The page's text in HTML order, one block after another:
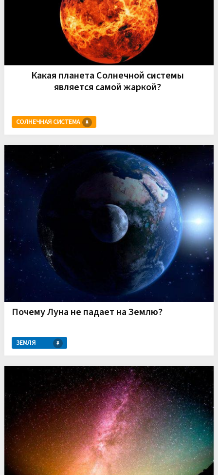
Какая планета Солнечной системы
является самой жаркой?
СОЛНЕЧНАЯ СИСТЕМА
Почему Луна не падает на Землю?
ЗЕМЛЯ